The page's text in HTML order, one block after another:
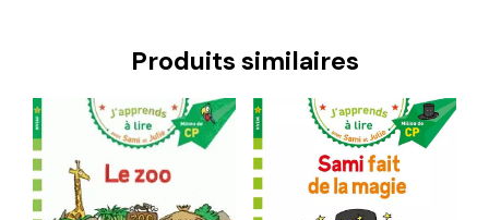
Produits similaires